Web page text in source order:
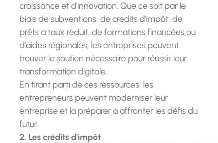
croissance et d'innovation. Que ce soit par le
biais de subventions, de crédits d'impôt, de
prêts à taux réduit, de formations financées ou
d'aides régionales, les entreprises peuvent
trouver le soutien nécessaire pour réussir leur
transformation digitale.
En tirant parti de ces ressources, les
entrepreneurs peuvent moderniser leur
entreprise et la préparer à affronter les défis du
futur.
2. Les crédits d'impôt